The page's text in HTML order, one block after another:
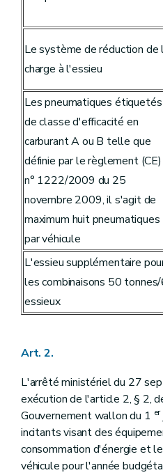
Le système de réduction de
charge à l'essieu
Les pneumatiques étiquetés
de classe d'efficacité en
carburant A ou B telle que
définie par le règlement (CE)
n° 1222/2009 du 25
novembre 2009, il s'agit de
maximum huit pneumatiques
par véhicule
L'essieu supplémentaire
les combinaisons 50
essieux
Art. 2.
L'arrêté ministériel du 27
exécution de l'article 2, § 2,
Gouvernement wallon du 1 er
incitants visant des
consommation d'énergie et
véhicule pour l'année